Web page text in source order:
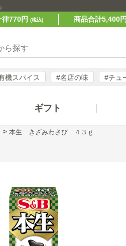
770円 (税込) 商品合計5,400円
機スパイス #名店の味 #チュ
ギフト
> 本生 きざみわさび ４３ｇ